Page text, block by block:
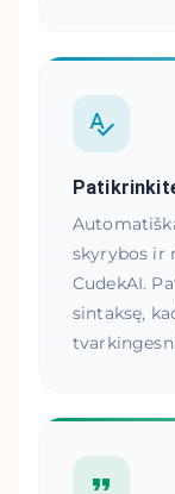
skyrybos ir
CudekAI.
sintaksę,